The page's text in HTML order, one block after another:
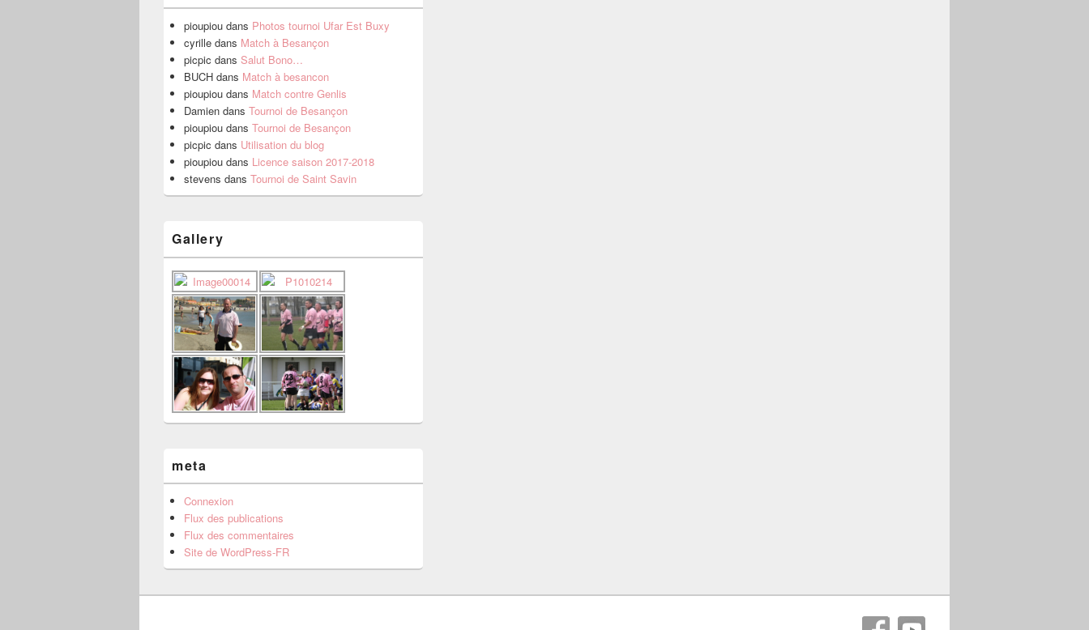
pioupiou dans Photos tournoi Ufar Est Buxy
cyrille dans Match à Besançon
picpic dans Salut Bono…
BUCH dans Match à besancon
pioupiou dans Match contre Genlis
Damien dans Tournoi de Besançon
pioupiou dans Tournoi de Besançon
picpic dans Utilisation du blog
pioupiou dans Licence saison 2017-2018
stevens dans Tournoi de Saint Savin
Gallery
meta
Connexion
Flux des publications
Flux des commentaires
Site de WordPress-FR